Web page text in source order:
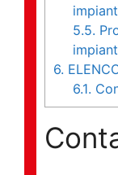
5.5.
6.
6.1.